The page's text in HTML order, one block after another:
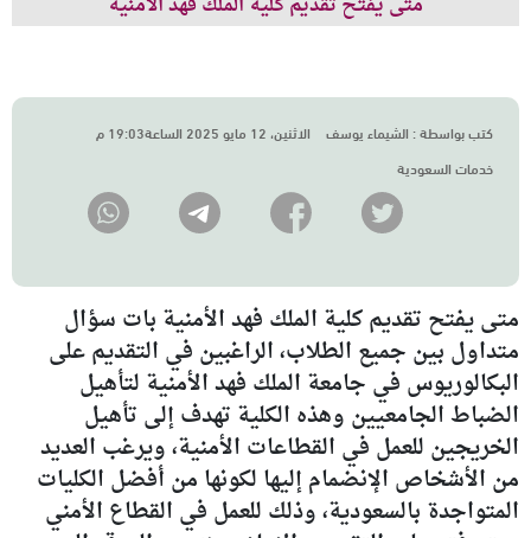
كتب بواسطة : الشيماء يوسف
الاثنين، 12 مايو 2025 الساعة19:03 م
خدمات السعودية
متى يفتح تقديم كلية الملك فهد الأمنية بات سؤال
متداول بين جميع الطلاب، الراغبين في التقديم على
البكالوريوس في جامعة الملك فهد الأمنية لتأهيل
الضباط الجامعيين وهذه الكلية تهدف إلى تأهيل
الخريجين للعمل في القطاعات الأمنية، ويرغب العديد
من الأشخاص الإنضمام إليها لكونها من أفضل الكليات
المتواجدة بالسعودية، وذلك للعمل في القطاع الأمني